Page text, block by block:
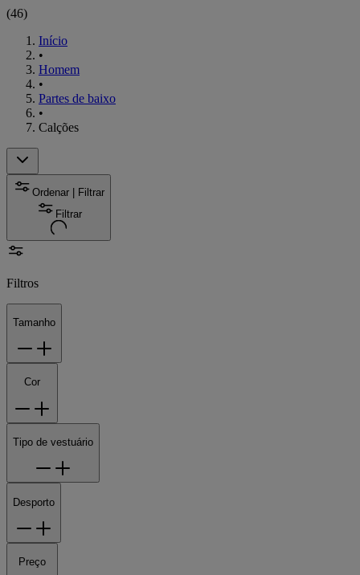
(46)
Início
•
Homem
•
Partes de baixo
•
Calções
Ordenar | Filtrar
Filtrar
Filtros
Tamanho
Cor
Tipo de vestuário
Desporto
Preço